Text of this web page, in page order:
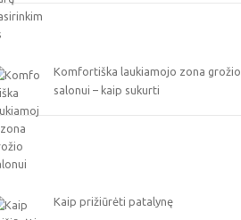
Komfortiška laukiamojo zona grožio
salonui – kaip sukurti
Kaip prižiūrėti patalynę